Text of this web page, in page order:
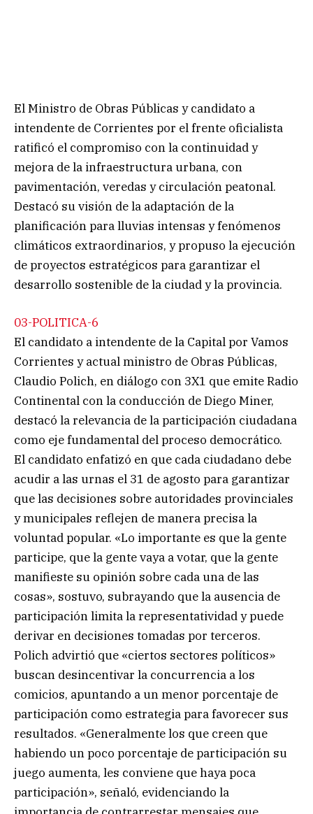
El Ministro de Obras Públicas y candidato a
intendente de Corrientes por el frente oficialista
ratificó el compromiso con la continuidad y
mejora de la infraestructura urbana, con
pavimentación, veredas y circulación peatonal.
Destacó su visión de la adaptación de la
planificación para lluvias intensas y fenómenos
climáticos extraordinarios, y propuso la ejecución
de proyectos estratégicos para garantizar el
desarrollo sostenible de la ciudad y la provincia.
03-POLITICA-6
El candidato a intendente de la Capital por Vamos
Corrientes y actual ministro de Obras Públicas,
Claudio Polich, en diálogo con 3X1 que emite Radio
Continental con la conducción de Diego Miner,
destacó la relevancia de la participación ciudadana
como eje fundamental del proceso democrático.
El candidato enfatizó en que cada ciudadano debe
acudir a las urnas el 31 de agosto para garantizar
que las decisiones sobre autoridades provinciales
y municipales reflejen de manera precisa la
voluntad popular. «Lo importante es que la gente
participe, que la gente vaya a votar, que la gente
manifieste su opinión sobre cada una de las
cosas», sostuvo, subrayando que la ausencia de
participación limita la representatividad y puede
derivar en decisiones tomadas por terceros.
Polich advirtió que «ciertos sectores políticos»
buscan desincentivar la concurrencia a los
comicios, apuntando a un menor porcentaje de
participación como estrategia para favorecer sus
resultados. «Generalmente los que creen que
habiendo un poco porcentaje de participación su
juego aumenta, les conviene que haya poca
participación», señaló, evidenciando la